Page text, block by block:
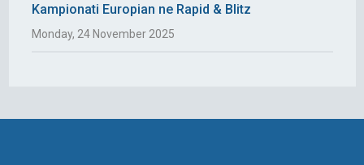
Kampionati Europian ne Rapid & Blitz
Monday, 24 November 2025